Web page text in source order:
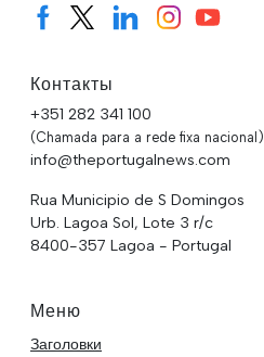
Контакты
+351 282 341 100
(Chamada para a rede fixa nacional)
info@theportugalnews.com
Rua Municipio de S Domingos
Urb. Lagoa Sol, Lote 3 r/c
8400-357 Lagoa - Portugal
Меню
Заголовки